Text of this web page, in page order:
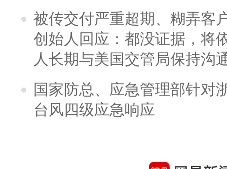
被传交付严重超期、糊弄客
创始人回应：都没证据，将
人长期与美国交管局保持沟
国家防总、应急管理部针对
台风四级应急响应